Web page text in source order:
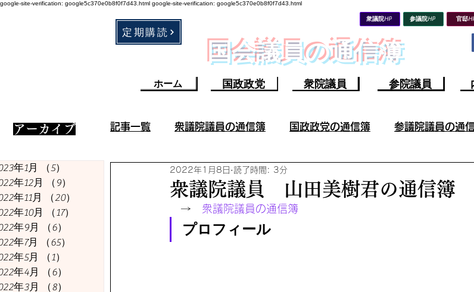
google-site-verification: google5c370e0b8f0f7d43.html google-site-verification: google5c370e0b8f0f7d43.html
定期購読
衆議院HP 参議院HP
​国会議員の通信簿
ホーム 国政政党 衆院議員 参院議員
官邸
​アーカイブ
年1月 （5）
年12月
（9）
年11月
（20）
年10月
（17）
年9月
（6）
年7月
（65）
年5月
（1）
年4月
（6）
年3月
（8）
記事一覧 衆議院議員の通信簿 国政政党の通信簿 参議院議員の通
衆議院議員の成果／不祥事 その他の議員の成果／不祥事
コロナ・ワクチン関連 山上容疑者ツイート分析
衆議院議員 山田美樹君の通信簿
2022年1月8日 読了時間: 3分
→ 衆議院議員の通信簿
プロフィール